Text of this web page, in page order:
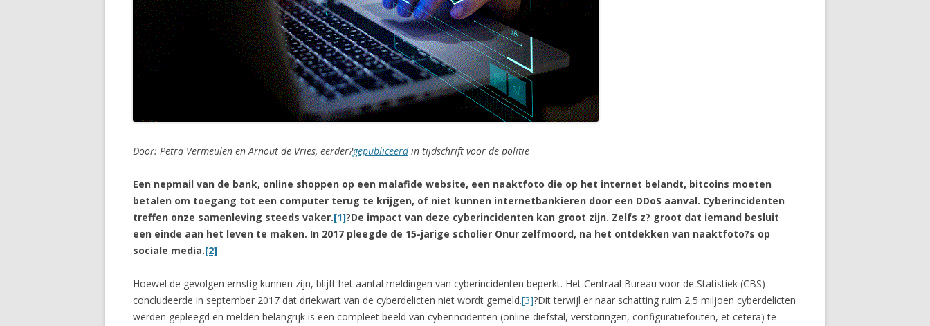
Door: Petra Vermeulen en Arnout de Vries, eerder?gepubliceerdin tijdschrift voor de politie
Een nepmail van de bank, online shoppen op een malafide website, een naaktfoto die op het internet belandt, bitcoins moeten
betalen om toegang tot een computer terug te krijgen, of niet kunnen internetbankieren door een DDoS aanval. Cyberincidenten
treffen onze samenleving steeds vaker.[1]?De impact van deze cyberincidenten kan groot zijn. Zelfs z? groot dat iemand besluit
een einde aan het leven te maken. In 2017 pleegde de 15-jarige scholier Onur zelfmoord, na het ontdekken van naaktfoto?s op
sociale media.[2]
Hoewel de gevolgen ernstig kunnen zijn, blijft het aantal meldingen van cyberincidenten beperkt. Het Centraal Bureau voor de Statistiek (CBS)
concludeerde in september 2017 dat driekwart van de cyberdelicten niet wordt gemeld.[3]?Dit terwijl er naar schatting ruim 2,5 miljoen cyberdelicten
werden gepleegd en melden belangrijk is een compleet beeld van cyberincidenten (online diefstal, verstoringen, configuratiefouten, et cetera) te